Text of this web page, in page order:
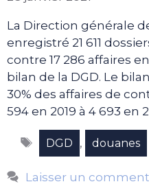
La Direction générale
enregistré 21 611
contre 17 286 affaires
bilan de la DGD. Le
30% des affaires de
594 en 2019 à 4 693 en
Étiquettes
DGD , douanes
Laisser un